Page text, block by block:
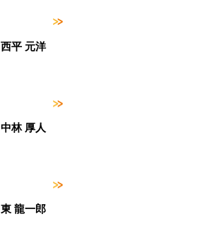
西平 元洋
中林 厚人
東 龍一郎